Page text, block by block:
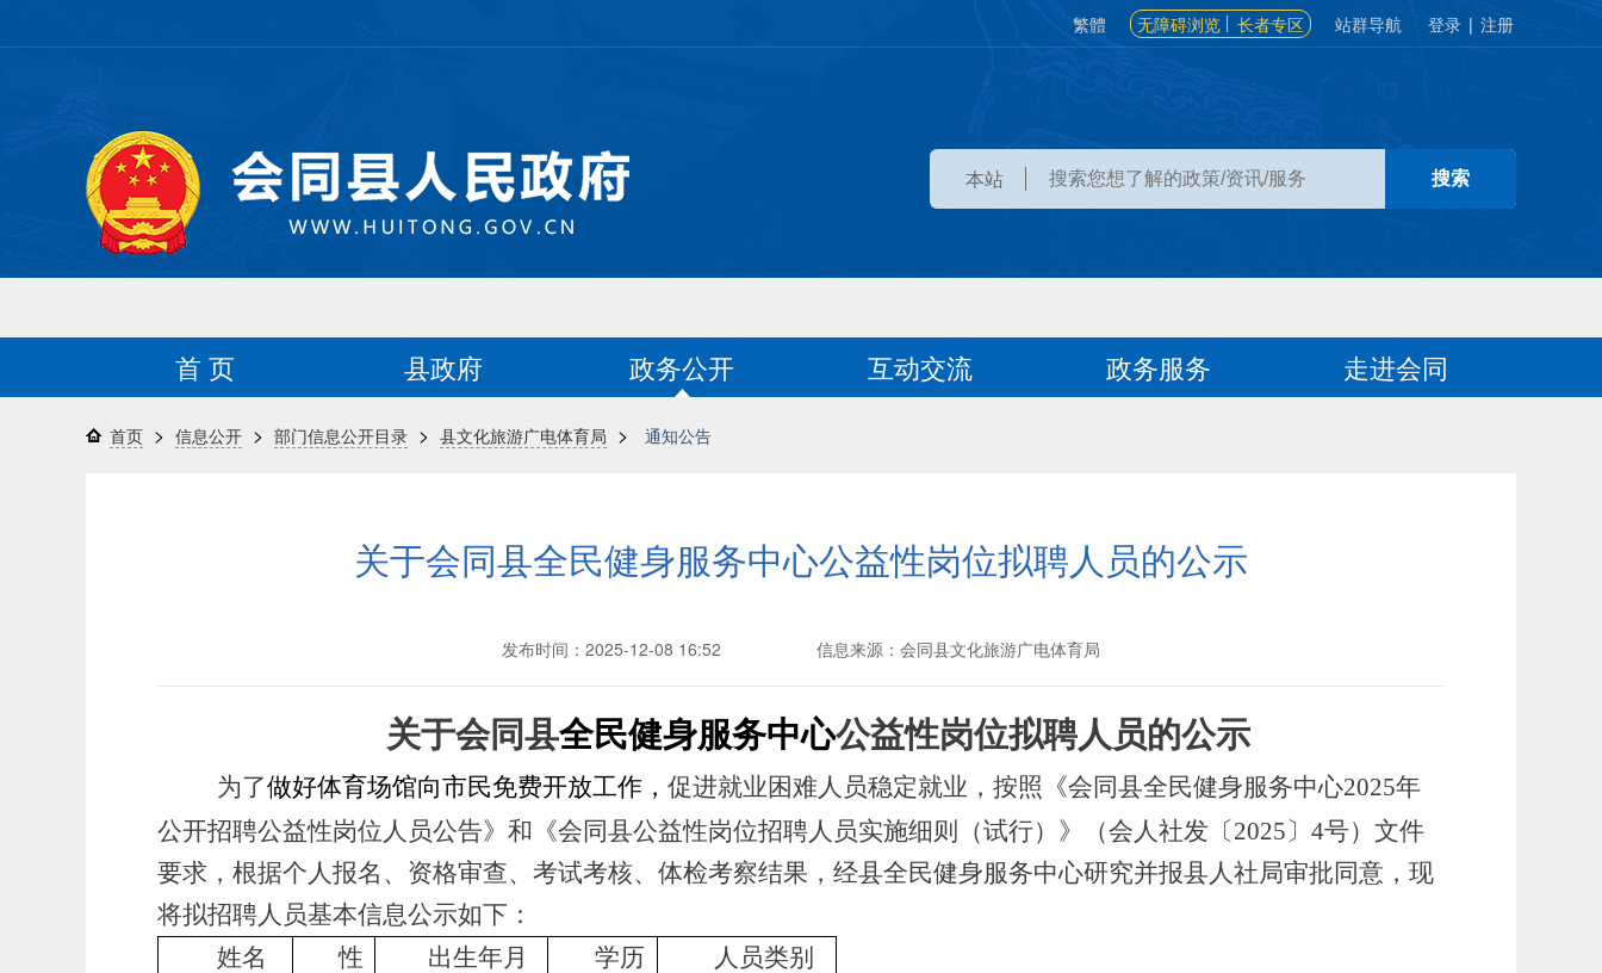
繁體 无障碍浏览 长者专区 站群导航 登录 | 注册
本站
首 页 县政府 政务公开 互动交流 政务服务 走进会同
首页 > 信息公开 > 部门信息公开目录 > 县文化旅游广电体育局 > 通知公告
关于会同县全民健身服务中心公益性岗位拟聘人员的公示
发布时间：2025-12-08 16:52 信息来源：会同县文化旅游广电体育局
关于会同县全民健身服务中心公益性岗位拟聘人员的公示
为了做好体育场馆向市民免费开放工作， 促进就业困难人员稳定就业，按照《会同县全民健身服务中心2025年
公开招聘公益性岗位人员公告》和《会同县公益性岗位招聘人员实施细则（试行）》（会人社发〔2025〕4号）文件
要求，根据个人报名、资格审查、考试考核、体检考察结果，经县全民健身服务中心研究并报县人社局审批同意，现
将拟招聘人员基本信息公示如下：
姓名
性
出生年月 学历 人员类别